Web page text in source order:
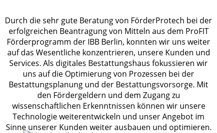
Durch die sehr gute Beratung von FörderProtech bei der
erfolgreichen Beantragung von Mitteln aus dem ProFIT
Förderprogramm der IBB Berlin, konnten wir uns weiter
auf das Wesentliche konzentrieren, unsere Kunden und
Services. Als digitales Bestattungshaus fokussieren wir
uns auf die Optimierung von Prozessen bei der
Bestattungsplanung und der Bestattungsvorsorge. Mit
den Fördergeldern und dem Zugang zu
wissenschaftlichen Erkenntnissen können wir unsere
Technologie weiterentwickeln und unser Angebot im
Sinne unserer Kunden weiter ausbauen und optimieren.